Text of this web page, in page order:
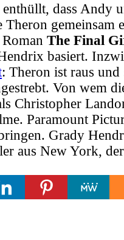
dass Andy
gemeinsam
The Final
basiert.
: Theron ist raus und
Von wem
Christopher
Paramount
Grady
aus New York,